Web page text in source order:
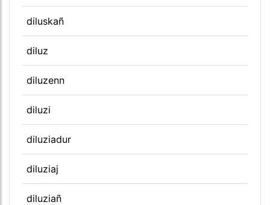
diluskañ
diluz
diluzenn
diluzi
diluziadur
diluziaj
diluziañ